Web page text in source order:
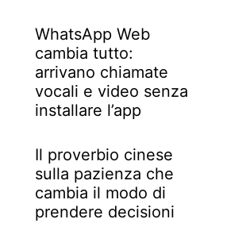
WhatsApp Web
cambia tutto:
arrivano chiamate
vocali e video senza
installare l’app
Il proverbio cinese
sulla pazienza che
cambia il modo di
prendere decisioni